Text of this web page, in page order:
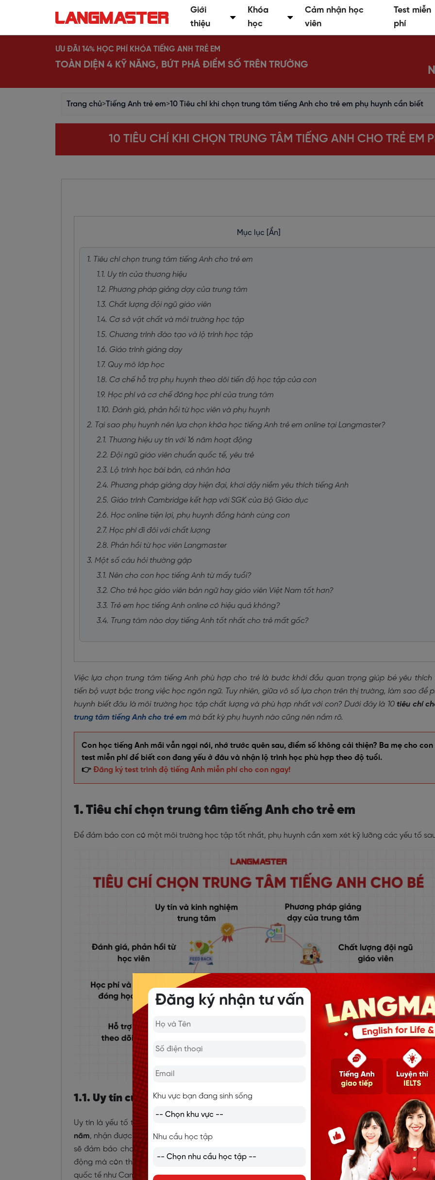
Giới
thiệu
Khóa
học
Cảm nhận học
viên
Test miễn
phí
ƯU ĐÃI 14% HỌC PHÍ KHÓA TIẾNG ANH TRẺ EM
TOÀN DIỆN 4 KỸ NĂNG, BỨT PHÁ ĐIỂM SỐ TRÊN TRƯỜNG
Trang chủ>Tiếng Anh trẻ em>10 Tiêu chí khi chọn trung tâm tiếng Anh cho trẻ em phụ huynh cần biết
10 TIÊU CHÍ KHI CHỌN TRUNG TÂM TIẾNG ANH CHO TRẺ EM
Mục lục [Ẩn]
1. Tiêu chí chọn trung tâm tiếng Anh cho trẻ em
1.1. Uy tín của thương hiệu
1.2. Phương pháp giảng dạy của trung tâm
1.3. Chất lượng đội ngũ giáo viên
1.4. Cơ sở vật chất và môi trường học tập
1.5. Chương trình đào tạo và lộ trình học tập
1.6. Giáo trình giảng dạy
1.7. Quy mô lớp học
1.8. Cơ chế hỗ trợ phụ huynh theo dõi tiến độ học tập của con
1.9. Học phí và cơ chế đóng học phí của trung tâm
1.10. Đánh giá, phản hồi từ học viên và phụ huynh
2. Tại sao phụ huynh nên lựa chọn khóa học tiếng Anh trẻ em online tại Langmaster?
2.1. Thương hiệu uy tín với 16 năm hoạt động
2.2. Đội ngũ giáo viên chuẩn quốc tế, yêu trẻ
2.3. Lộ trình học bài bản, cá nhân hóa
2.4. Phương pháp giảng dạy hiện đại, khơi dậy niềm yêu thích tiếng Anh
2.5. Giáo trình Cambridge kết hợp với SGK của Bộ Giáo dục
2.6. Học online tiện lợi, phụ huynh đồng hành cùng con
2.7. Học phí đi đôi với chất lượng
2.8. Phản hồi từ học viên Langmaster
3. Một số câu hỏi thường gặp
3.1. Nên cho con học tiếng Anh từ mấy tuổi?
3.2. Cho trẻ học giáo viên bản ngữ hay giáo viên Việt Nam tốt hơn?
3.3. Trẻ em học tiếng Anh online có hiệu quả không?
3.4. Trung tâm nào dạy tiếng Anh tốt nhất cho trẻ mất gốc?
Việc lựa chọn trung tâm tiếng Anh phù hợp cho trẻ là bước khởi đầu quan trọng giúp bé yêu thích
tiến bộ vượt bậc trong việc học ngôn ngữ. Tuy nhiên, giữa vô số lựa chọn trên thị trường, làm sao để
huynh biết đâu là môi trường học tập chất lượng và phù hợp nhất với con? Dưới đây là 10 tiêu chí
trung tâm tiếng Anh cho trẻ em mà bất kỳ phụ huynh nào cũng nên nắm rõ.
Con học tiếng Anh mãi vẫn ngại nói, nhớ trước quên sau, điểm số không cải thiện? Ba mẹ cho con
test miễn phí để biết con đang yếu ở đâu và nhận lộ trình học phù hợp theo độ tuổi.
👉 Đăng ký test trình độ tiếng Anh miễn phí cho con ngay!
1. Tiêu chí chọn trung tâm tiếng Anh cho trẻ em
Để đảm bảo con có một môi trường học tập tốt nhất, phụ huynh cần xem xét kỹ lưỡng các yếu tố
1.1. Uy tín của thương hiệu
Uy tín là yếu tố tiên quyết khi lựa chọn trung tâm tiếng Anh cho trẻ. Một
trung tâm có thương hiệu
năm, nhận đượcsự tin tưởng từ cộng đồng học viên
có minh chứng rõ ràng về chất lượng giảng
sẽ đảm bảo cho con một môi trường học tập ổn định, hiệu quả. Uy tín không chỉ đến từ số năm
động mà còn thể hiện qua hệ thống giáo trình, đội ngũ giáo viên và thành tích học viên qua các kỳ
quốc tế như Cambridge Starters, Movers, Flyers, TOEFL Primary hoặc IELTS.
Đăng ký nhận tư vấn
Khu vực bạn đang sinh sống
Nhu cầu học tập